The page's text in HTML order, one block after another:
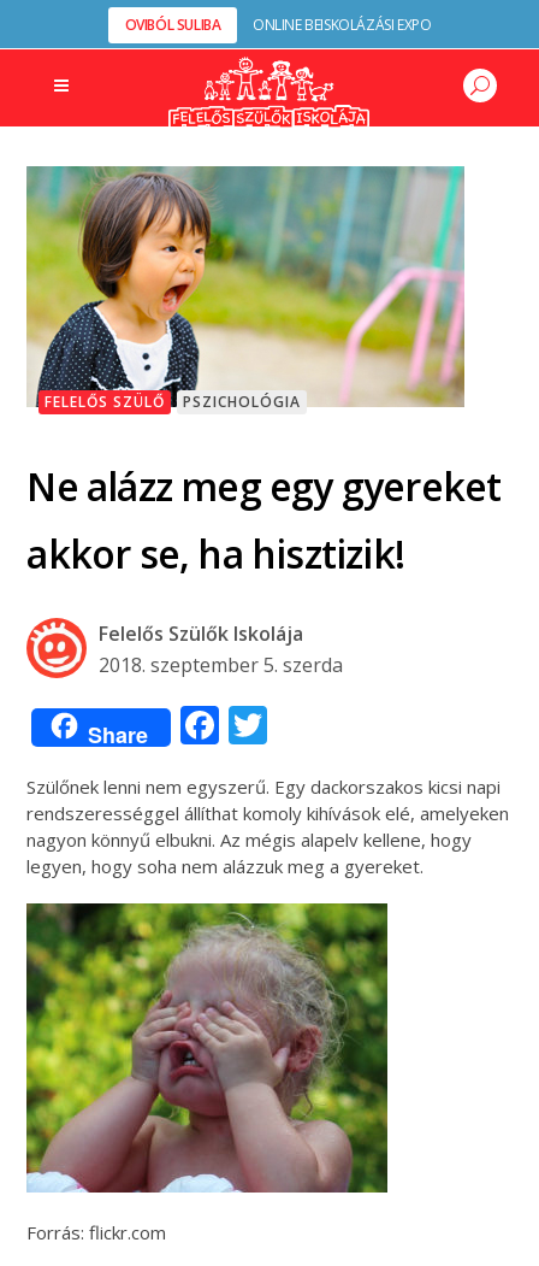
OVIBÓL SULIBA ONLINE BEISKOLÁZÁSI EXPO
FELELŐS SZÜLŐ PSZICHOLÓGIA
Ne alázz meg egy gyereket
akkor se, ha hisztizik!
Felelős Szülők Iskolája
2018. szeptember 5. szerda
Share Facebook
Szülőnek lenni nem egyszerű. Egy dackorszakos kicsi napi
rendszerességgel állíthat komoly kihívások elé, amelyeken
nagyon könnyű elbukni. Az mégis alapelv kellene, hogy
legyen, hogy soha nem alázzuk meg a gyereket.
Forrás: flickr.com